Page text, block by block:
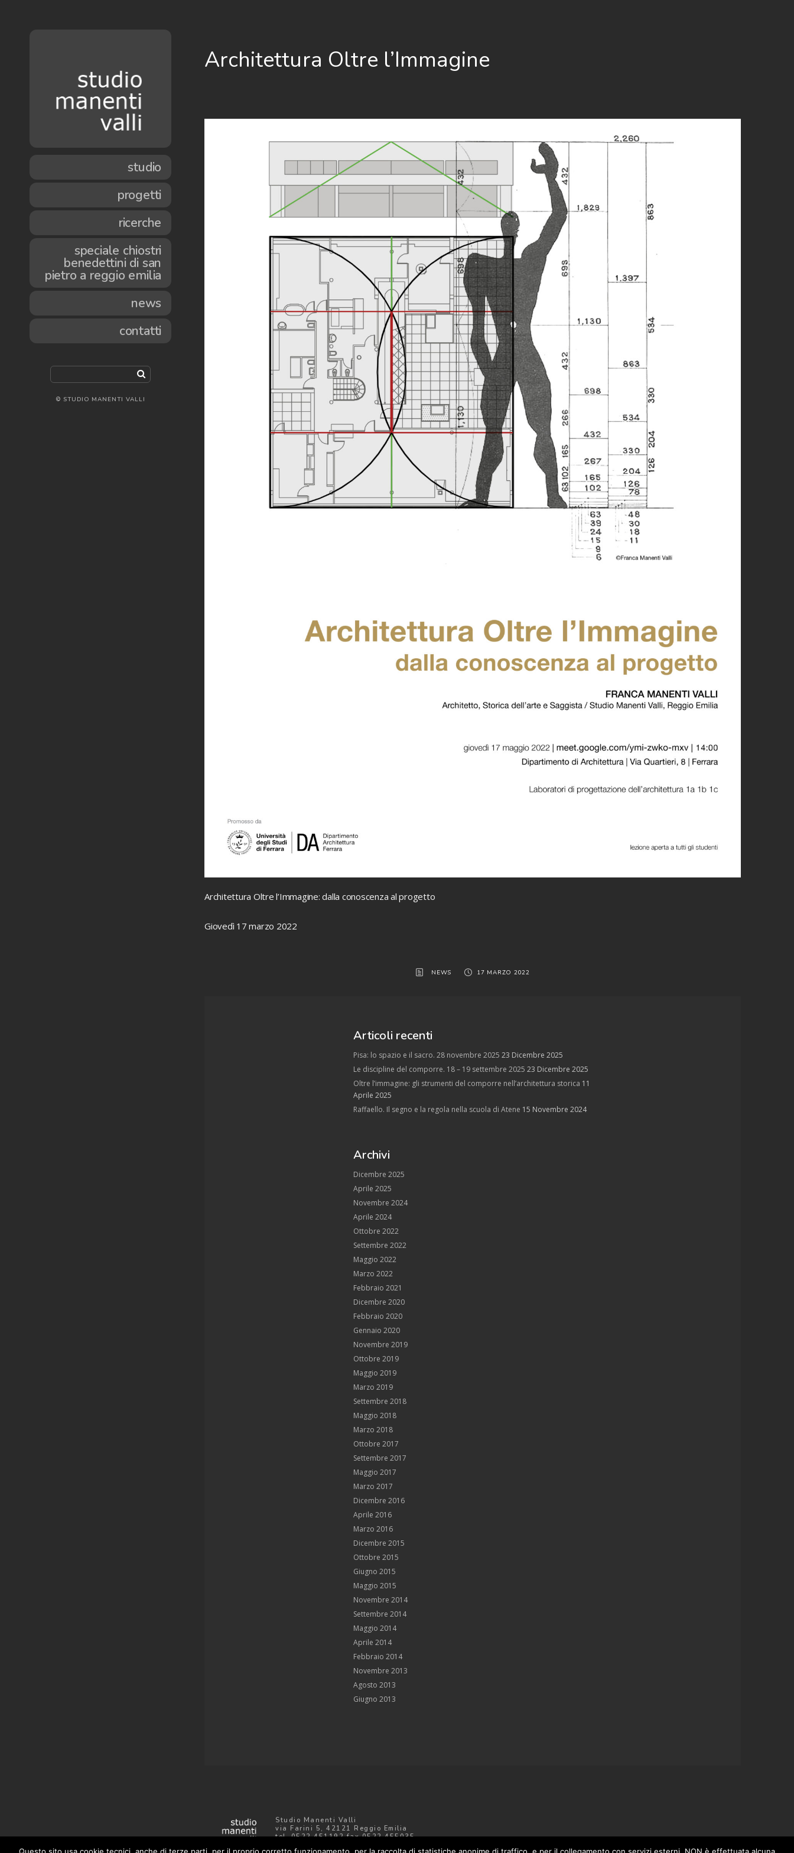
studio
progetti
ricerche
speciale chiostri
benedettini di san
pietro a reggio emilia
news
contatti
© STUDIO MANENTI VALLI
Architettura Oltre l’Immagine
Architettura Oltre l’Immagine: dalla conoscenza al progetto
Giovedì 17 marzo 2022
NEWS 17 MARZO 2022
Articoli recenti
Pisa: lo spazio e il sacro. 28 novembre 2025 23 Dicembre 2025
Le discipline del comporre. 18 – 19 settembre 2025 23 Dicembre 2025
Oltre l’immagine: gli strumenti del comporre nell’architettura storica 11
Aprile 2025
Raffaello. Il segno e la regola nella scuola di Atene 15 Novembre 2024
Archivi
Dicembre 2025
Aprile 2025
Novembre 2024
Aprile 2024
Ottobre 2022
Settembre 2022
Maggio 2022
Marzo 2022
Febbraio 2021
Dicembre 2020
Febbraio 2020
Gennaio 2020
Novembre 2019
Ottobre 2019
Maggio 2019
Marzo 2019
Settembre 2018
Maggio 2018
Marzo 2018
Ottobre 2017
Settembre 2017
Maggio 2017
Marzo 2017
Dicembre 2016
Aprile 2016
Marzo 2016
Dicembre 2015
Ottobre 2015
Giugno 2015
Maggio 2015
Novembre 2014
Settembre 2014
Maggio 2014
Aprile 2014
Febbraio 2014
Novembre 2013
Agosto 2013
Giugno 2013
Studio Manenti Valli
via Farini 5, 42121 Reggio Emilia
tel. 0522.451192 fax 0522.455035